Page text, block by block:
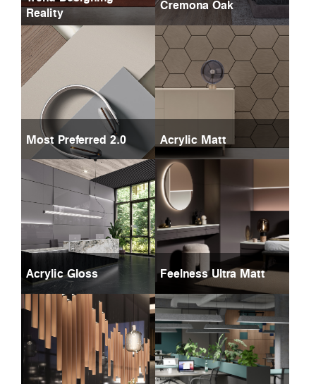
Reality
Cremona Oak
Most Preferred 2.0 Acrylic Matt
Acrylic Gloss Feelness Ultra Matt